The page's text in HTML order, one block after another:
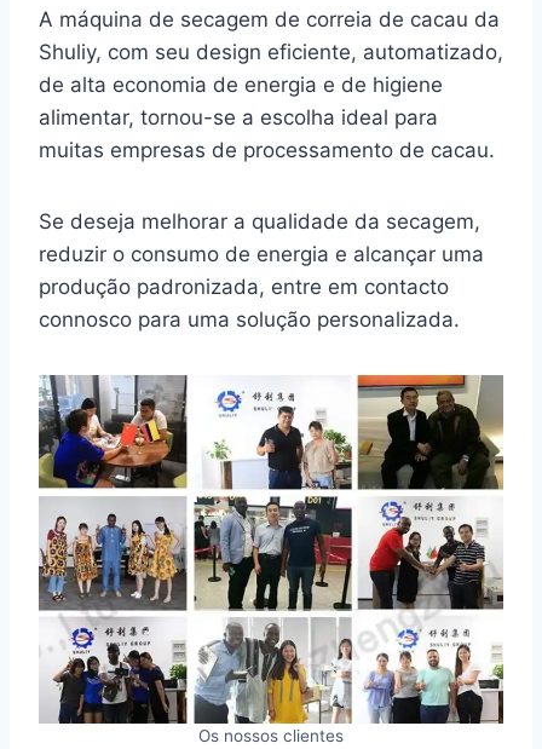
A máquina de secagem de correia de cacau da
Shuliy, com seu design eficiente, automatizado,
de alta economia de energia e de higiene
alimentar, tornou-se a escolha ideal para
muitas empresas de processamento de cacau.
Se deseja melhorar a qualidade da secagem,
reduzir o consumo de energia e alcançar uma
produção padronizada, entre em contacto
connosco para uma solução personalizada.
Os nossos clientes